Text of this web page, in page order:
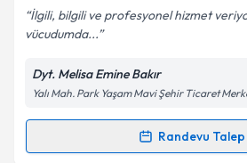
Kişisel verilerimin
Metni'ni okudum ve kişisel
kapsamda işlenmesini kabul
İlgili, bilgili ve profesyonel hizmet
vücudumda...
Dyt. Melisa Emine Bakır
Yalı Mah. Park Yaşam Mavi Şehir Ticaret
Randevu Talep
Randevu Takvimi Talebi